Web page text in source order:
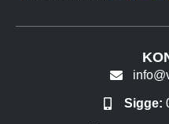
Sigge: